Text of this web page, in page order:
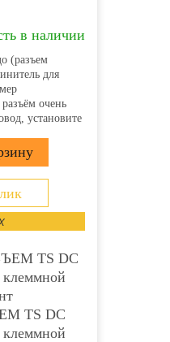
в наличии
(разъем
для
очень
установите
и обеспечит
с...
TS DC
клеммной